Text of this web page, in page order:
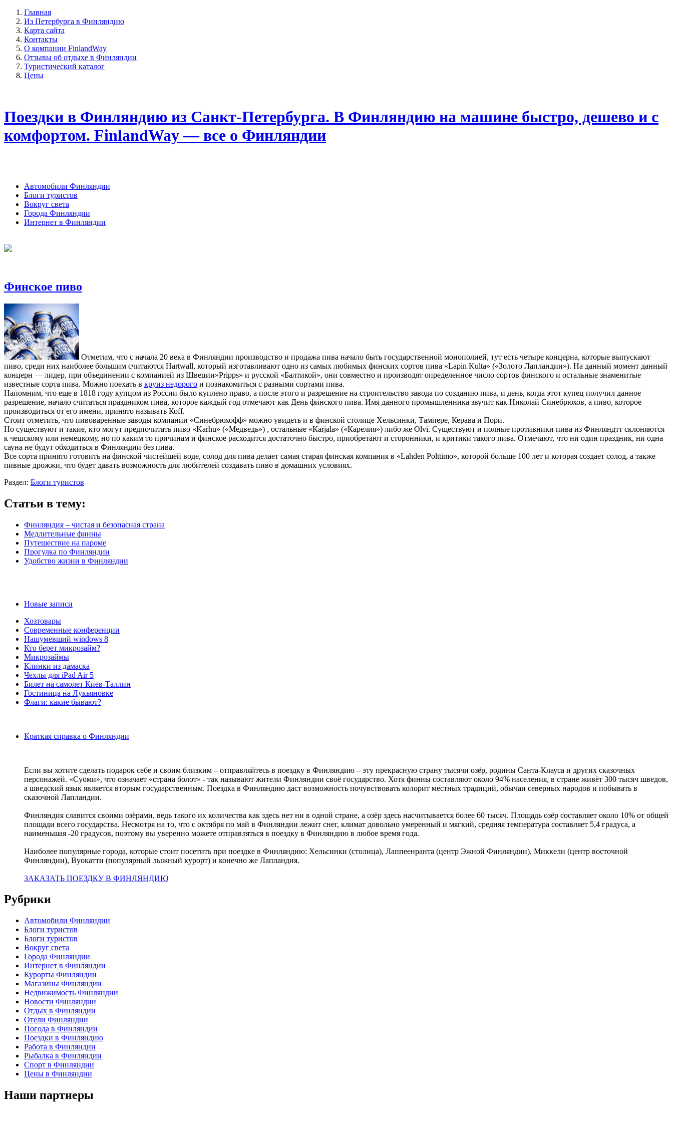
Главная
Из Петербурга в Финляндию
Карта сайта
Контакты
О компании FinlandWay
Отзывы об отдыхе в Финляндии
Туристический каталог
Цены
Поездки в Финляндию из Санкт-Петербурга. В Финляндию на машине быстро, дешево и с
комфортом. FinlandWay — все о Финляндии
Автомобили Финляндии
Блоги туристов
Вокруг света
Города Финляндии
Интернет в Финляндии
Финское пиво
Отметим, что с начала 20 века в Финляндии производство и продажа пива начало быть государственной монополией, тут есть четыре концерна, которые выпускают
пиво, среди них наиболее большим считаются Hartwall, который изготавливают одно из самых любимых финских сортов пива «Lapin Kulta» («Золото Лапландии»). На данный момент данный
концерн — лидер, при объединении с компанией из Швеции»Pripps» и русской «Балтикой», они совместно и производят определенное число сортов финского и остальные знаменитые
известные сорта пива. Можно поехать в круиз недорого и познакомиться с разными сортами пива.
Напомним, что еще в 1818 году купцом из России было куплено право, а после этого и разрешение на строительство завода по созданию пива, и день, когда этот купец получил данное
разрешение, начало считаться праздником пива, которое каждый год отмечают как День финского пива. Имя данного промышленника звучит как Николай Синебрюхов, а пиво, которое
производиться от его имени, принято называть Коff.
Стоит отметить, что пивоваренные заводы компании «Синебрюхофф» можно увидеть и в финской столице Хельсинки, Тампере, Керава и Пори.
Но существуют и такие, кто могут предпочитать пиво «Karhu» («Медведь») , остальные «Каrjala» («Карелия») либо же Olvi. Существуют и полные противники пива из Финляндтт склоняются
к чешскому или немецкому, но по каким то причинам и финское расходится достаточно быстро, приобретают и сторонники, и критики такого пива. Отмечают, что ни один праздник, ни одна
сауна не будут обходиться в Финляндии без пива.
Все сорта принято готовить на финской чистейшей воде, солод для пива делает самая старая финская компания в «Lahden Polttimo», которой больше 100 лет и которая создает солод, а также
пивные дрожжи, что будет давать возможность для любителей создавать пиво в домашних условиях.
Раздел: Блоги туристов
Статьи в тему:
Финляндия – чистая и безопасная страна
Медлительные финны
Путешествие на пароме
Прогулка по Финляндии
Удобство жизни в Финляндии
Новые записи
Хозтовары
Современные конференции
Нашумевший windows 8
Кто берет микрозайм?
Микрозаймы
Клинки из дамаска
Чехлы для iPad Air 5
Билет на самолет Киев-Таллин
Гостиница на Лукьяновке
Флаги: какие бывают?
Краткая справка о Финляндии
Если вы хотите сделать подарок себе и своим близким – отправляйтесь в поездку в Финляндию – эту прекрасную страну тысячи озёр, родины Санта-Клауса и других сказочных
персонажей. «Суоми», что означает «страна болот» - так называют жители Финляндии своё государство. Хотя финны составляют около 94% населения, в стране живёт 300 тысяч шведов,
а шведский язык является вторым государственным. Поездка в Финляндию даст возможность почувствовать колорит местных традиций, обычаи северных народов и побывать в
сказочной Лапландии.
Финляндия славится своими озёрами, ведь такого их количества как здесь нет ни в одной стране, а озёр здесь насчитывается более 60 тысяч. Площадь озёр составляет около 10% от общей
площади всего государства. Несмотря на то, что с октября по май в Финляндии лежит снег, климат довольно умеренный и мягкий, средняя температура составляет 5,4 градуса, а
наименьшая -20 градусов, поэтому вы уверенно можете отправляться в поездку в Финляндию в любое время года.
Наиболее популярные города, которые стоит посетить при поездке в Финляндию: Хельсинки (столица), Лаппеенранта (центр Эжной Финляндии), Миккели (центр восточной
Финляндии), Вуокатти (популярный лыжный курорт) и конечно же Лапландия.
ЗАКАЗАТЬ ПОЕЗДКУ В ФИНЛЯНДИЮ
Рубрики
Автомобили Финляндии
Блоги туристов
Блоги туристов
Вокруг света
Города Финляндии
Интернет в Финляндии
Курорты Финляндии
Магазины Финляндии
Недвижимость Финляндии
Новости Финляндии
Отдых в Финляндии
Отели Финляндии
Погода в Финляндии
Поездки в Финляндию
Работа в Финляндии
Рыбалка в Финляндии
Спорт в Финляндии
Цены в Финляндии
Наши партнеры